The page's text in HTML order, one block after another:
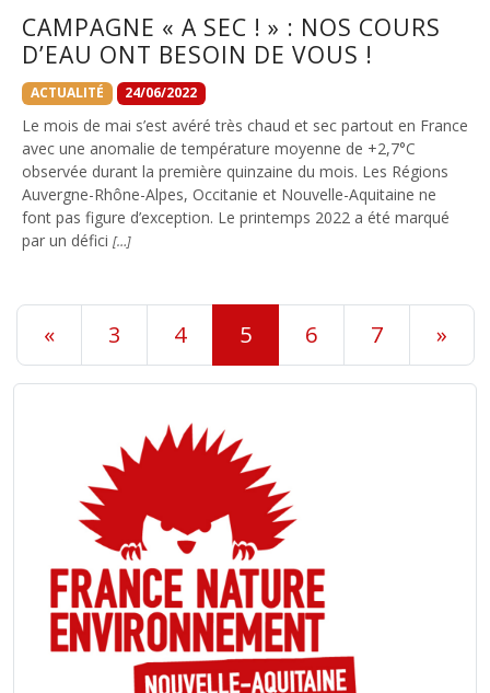
CAMPAGNE « A SEC ! » : NOS COURS
D’EAU ONT BESOIN DE VOUS !
ACTUALITÉ 24/06/2022
Le mois de mai s’est avéré très chaud et sec partout en France
avec une anomalie de température moyenne de +2,7°C
observée durant la première quinzaine du mois. Les Régions
Auvergne-Rhône-Alpes, Occitanie et Nouvelle-Aquitaine ne
font pas figure d’exception. Le printemps 2022 a été marqué
par un défici […]
« 3 4 5 6 7 »